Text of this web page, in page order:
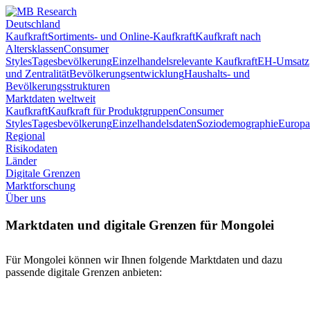
Deutschland
KaufkraftSortiments- und Online-KaufkraftKaufkraft nach
AltersklassenConsumer
StylesTagesbevölkerungEinzelhandelsrelevante KaufkraftEH-Umsatz
und ZentralitätBevölkerungsentwicklungHaushalts- und
Bevölkerungsstrukturen
Marktdaten weltweit
KaufkraftKaufkraft für ProduktgruppenConsumer
StylesTagesbevölkerungEinzelhandelsdatenSoziodemographieEuropa
Regional
Risikodaten
Länder
Digitale Grenzen
Marktforschung
Über uns
Marktdaten und digitale Grenzen für Mongolei
Für Mongolei können wir Ihnen folgende Marktdaten und dazu
passende digitale Grenzen anbieten: